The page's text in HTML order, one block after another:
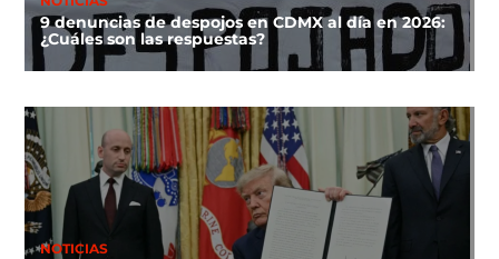
9 denuncias de despojos en CDMX al día en 2026:
¿Cuáles son las respuestas?
NOTICIAS